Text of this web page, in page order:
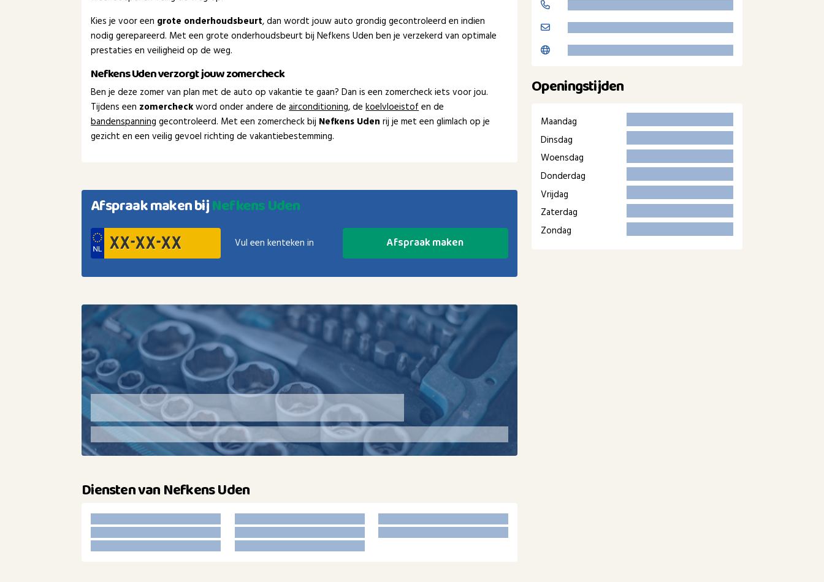
Kies je voor een grote onderhoudsbeurt, dan wordt jouw auto grondig gecontroleerd en indien
nodig gerepareerd. Met een grote onderhoudsbeurt bij Nefkens Uden ben je verzekerd van optimale
prestaties en veiligheid op de weg.
Nefkens Uden verzorgt jouw zomercheck
Ben je deze zomer van plan met de auto op vakantie te gaan? Dan is een zomercheck iets voor jou.
Tijdens een zomercheckword onder andere deairconditioning, dekoelvloeistofen de
bandenspanning gecontroleerd. Met een zomercheck bij Nefkens Uden rij je met een glimlach op je
gezicht en een veilig gevoel richting de vakantiebestemming.
Afspraak maken bijNefkens Uden
Vul een kenteken in Afspraak maken
Diensten van Nefkens Uden
Openingstijden
Maandag
Dinsdag
Woensdag
Donderdag
Vrijdag
Zaterdag
Zondag